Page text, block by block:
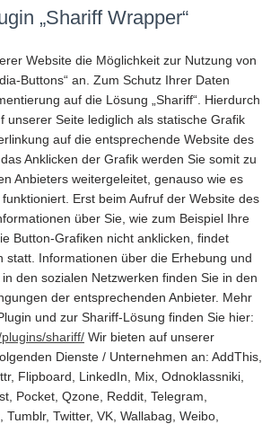
„Shariff Wrapper“
Website die Möglichkeit zur Nutzung von
Buttons“ an. Zum Schutz Ihrer Daten
auf die Lösung „Shariff“. Hierdurch
unserer Seite lediglich als statische Grafik
auf die entsprechende Website des
Anklicken der Grafik werden Sie somit zu
Anbieters weitergeleitet, genauso wie es
Erst beim Aufruf der Website des
über Sie, wie zum Beispiel Ihre
Button-Grafiken nicht anklicken, findet
statt. Informationen über die Erhebung und
den sozialen Netzwerken finden Sie in den
der entsprechenden Anbieter. Mehr
und zur Shariff-Lösung finden Sie hier:
shariff/ Wir bieten auf unserer
Dienste / Unternehmen an: AddThis,
Flipboard, LinkedIn, Mix, Odnoklassniki,
Pocket, Qzone, Reddit, Telegram,
Twitter, VK, Wallabag, Weibo,